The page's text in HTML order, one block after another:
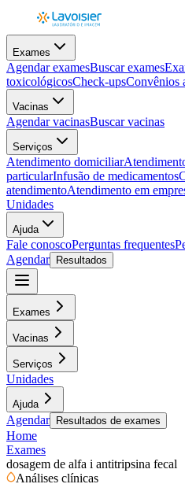
Exames
Agendar examesBuscar exames
toxicológicosCheck-upsConvênios
Vacinas
Agendar vacinasBuscar vacinas
Serviços
Atendimento domiciliar
particularInfusão de medicamentos
atendimentoAtendimento em
Unidades
Ajuda
Fale conoscoPerguntas frequentes
Agendar
Resultados
Exames
Vacinas
Serviços
Unidades
Ajuda
Agendar Resultados de exames
Home
Exames
dosagem de alfa i antitripsina fecal
Análises clínicas